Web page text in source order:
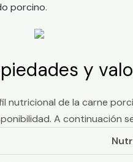
porcino.
y
nutricional de la carne
A continuación